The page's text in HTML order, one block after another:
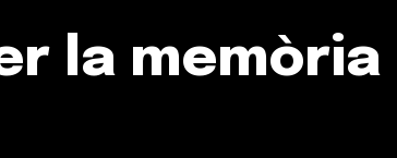
la memòria